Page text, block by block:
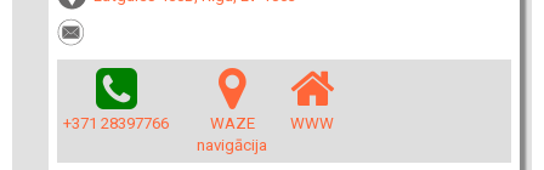
+371 28397766
WAZE
navigācija
WWW